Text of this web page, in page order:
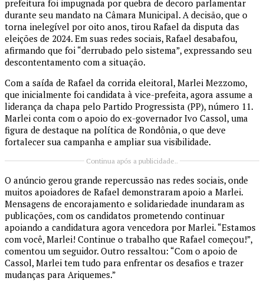
prefeitura foi impugnada por quebra de decoro parlamentar
durante seu mandato na Câmara Municipal. A decisão, que o
torna inelegível por oito anos, tirou Rafael da disputa das
eleições de 2024. Em suas redes sociais, Rafael desabafou,
afirmando que foi “derrubado pelo sistema”, expressando seu
descontentamento com a situação.
Com a saída de Rafael da corrida eleitoral, Marlei Mezzomo,
que inicialmente foi candidata à vice-prefeita, agora assume a
liderança da chapa pelo Partido Progressista (PP), número 11.
Marlei conta com o apoio do ex-governador Ivo Cassol, uma
figura de destaque na política de Rondônia, o que deve
fortalecer sua campanha e ampliar sua visibilidade.
Continua após a publicidade..
O anúncio gerou grande repercussão nas redes sociais, onde
muitos apoiadores de Rafael demonstraram apoio a Marlei.
Mensagens de encorajamento e solidariedade inundaram as
publicações, com os candidatos prometendo continuar
apoiando a candidatura agora vencedora por Marlei. “Estamos
com você, Marlei! Continue o trabalho que Rafael começou!”,
comentou um seguidor. Outro ressaltou: “Com o apoio de
Cassol, Marlei tem tudo para enfrentar os desafios e trazer
mudanças para Ariquemes.”